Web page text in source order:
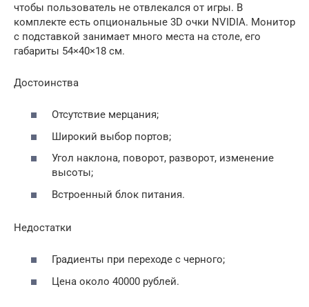
чтобы пользователь не отвлекался от игры. В
комплекте есть опциональные 3D очки NVIDIA. Монитор
с подставкой занимает много места на столе, его
габариты 54×40×18 см.
Достоинства
Отсутствие мерцания;
Широкий выбор портов;
Угол наклона, поворот, разворот, изменение
высоты;
Встроенный блок питания.
Недостатки
Градиенты при переходе с черного;
Цена около 40000 рублей.